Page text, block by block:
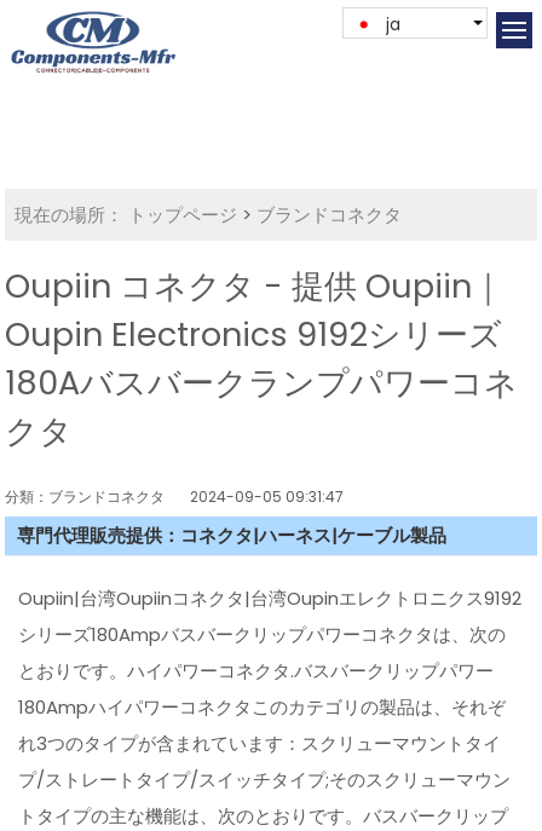
ja
現在の場所： トップページ > ブランドコネクタ
Oupiin コネクタ - 提供 Oupiin｜
Oupin Electronics 9192シリーズ
180Aバスバークランプパワーコネ
クタ
分類：ブランドコネクタ 2024-09-05 09:31:47
専門代理販売提供：コネクタ|ハーネス|ケーブル製品
Oupiin|台湾Oupiinコネクタ|台湾Oupinエレクトロニクス9192
シリーズ180Ampバスバークリップパワーコネクタは、次の
とおりです。ハイパワーコネクタ.バスバークリップパワー
180Ampハイパワーコネクタこのカテゴリの製品は、それぞ
れ3つのタイプが含まれています：スクリューマウントタイ
プ/ストレートタイプ/スイッチタイプ;そのスクリューマウン
トタイプの主な機能は、次のとおりです。バスバークリップ